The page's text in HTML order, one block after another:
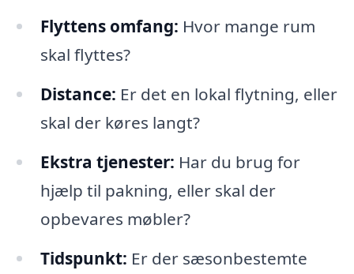
Flyttens omfang: Hvor mange rum
skal flyttes?
Distance: Er det en lokal flytning, eller
skal der køres langt?
Ekstra tjenester: Har du brug for
hjælp til pakning, eller skal der
opbevares møbler?
Tidspunkt: Er der sæsonbestemte